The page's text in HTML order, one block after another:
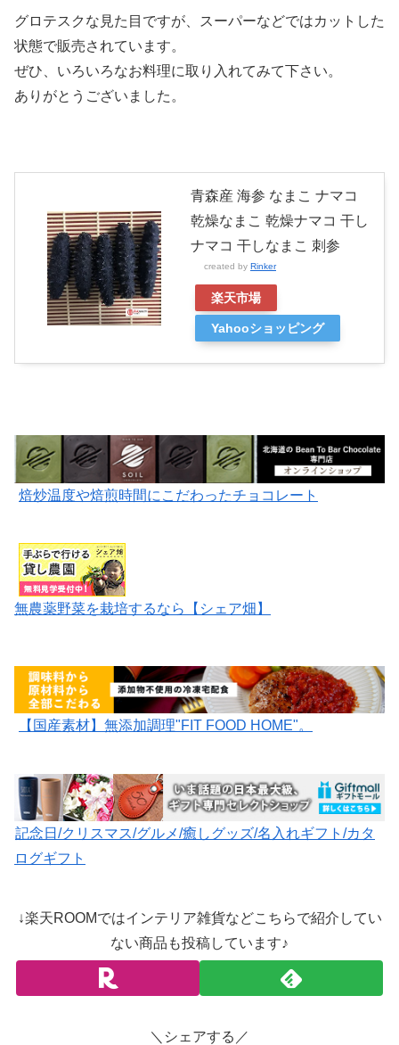
グロテスクな見た目ですが、スーパーなどではカットした
状態で販売されています。
ぜひ、いろいろなお料理に取り入れてみて下さい。
ありがとうございました。
青森産 海参 なまこ ナマコ
乾燥なまこ 乾燥ナマコ 干し
ナマコ 干しなまこ 刺参
created by Rinker
楽天市場
Yahooショッピング
焙炒温度や焙煎時間にこだわったチョコレート
無農薬野菜を栽培するなら【シェア畑】
【国産素材】無添加調理"FIT FOOD HOME"。
記念日/クリスマス/グルメ/癒しグッズ/名入れギフト/カタ
ログギフト
↓楽天ROOMではインテリア雑貨などこちらで紹介してい
ない商品も投稿しています♪
＼シェアする／